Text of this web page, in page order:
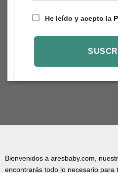
He leído y acepto la
Bienvenidos a aresbaby.com,
encontrarás todo lo necesario para